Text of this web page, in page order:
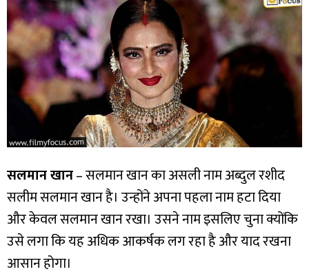
सलमान खान– सलमान खान का असली नाम अब्दुल रशीद
सलीम सलमान खान है। उन्होंने अपना पहला नाम हटा दिया
और केवल सलमान खान रखा। उसने नाम इसलिए चुना क्योंकि
उसे लगा कि यह अधिक आकर्षक लग रहा है और याद रखना
आसान होगा।